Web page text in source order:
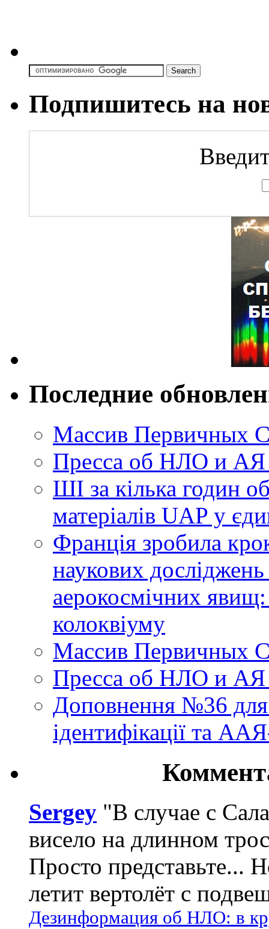
Подпишитесь на
Последние
Массив Первичных
Пресса об НЛО и
ШІ за кілька годин
матеріалів UAP у
Франція зробила
наукових
аерокосмічних
колоквіуму
Массив Первичных
Пресса об НЛО и
Доповнення №36
ідентифікації та
Sergey "В случае с
висело на длинном
Просто представьте...
летит вертолёт с
Дезинформация об НЛО: в